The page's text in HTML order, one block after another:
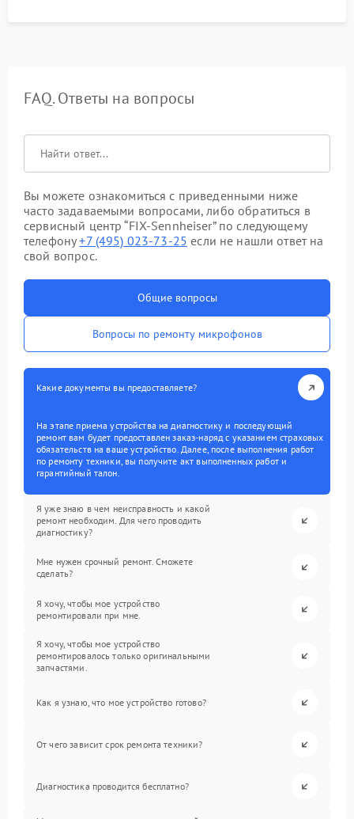
FAQ. Ответы на вопросы
Вы можете ознакомиться с приведенными ниже
часто задаваемыми вопросами, либо обратиться в
сервисный центр “FIX-Sennheiser” по следующему
телефону+7 (495) 023-73-25 если не нашли ответ на
свой вопрос.
Общие вопросы
Вопросы по ремонту микрофонов
Какие документы вы предоставляете?
На этапе приема устройства на диагностику и последующий
ремонт вам будет предоставлен заказ-наряд с указанием страховых
обязательств на ваше устройство. Далее, после выполнения работ
по ремонту техники, вы получите акт выполненных работ и
гарантийный талон.
Я уже знаю в чем неисправность и какой
ремонт необходим. Для чего проводить
диагностику?
Мне нужен срочный ремонт. Сможете
сделать?
Я хочу, чтобы мое устройство
ремонтировали при мне.
Я хочу, чтобы мое устройство
ремонтировалось только оригинальными
запчастями.
Как я узнаю, что мое устройство готово?
От чего зависит срок ремонта техники?
Диагностика проводится бесплатно?